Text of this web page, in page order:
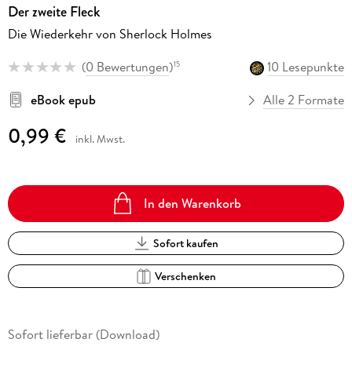
Der zweite Fleck
Die Wiederkehr von Sherlock Holmes
(0 Bewertungen)15
10 Lesepunkte
eBook epub
Alle 2 Formate
0,99 € inkl. Mwst.
In den Warenkorb
Sofort kaufen
Verschenken
Sofort lieferbar (Download)